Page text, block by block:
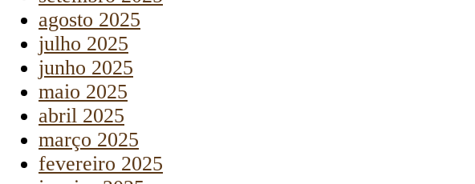
agosto 2025
julho 2025
junho 2025
maio 2025
abril 2025
março 2025
fevereiro 2025